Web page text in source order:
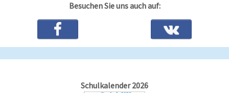
Besuchen Sie uns auch auf:
Schulkalender 2026